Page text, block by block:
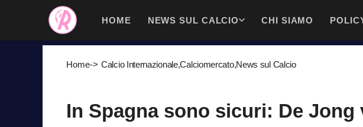
contenuto
HOME NEWS SUL CALCIO CHI SIAMO
Home-> Calcio Internazionale,Calciomercato,News sul Calcio
In Spagna sono sicuri: De Jong